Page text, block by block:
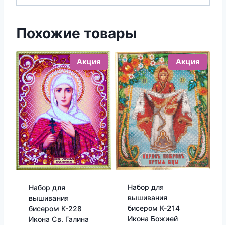
Похожие товары
Акция
Набор для
вышивания
бисером К-228
Икона Св. Галина
Акция
Набор для
вышивания
бисером К-214
Икона Божией